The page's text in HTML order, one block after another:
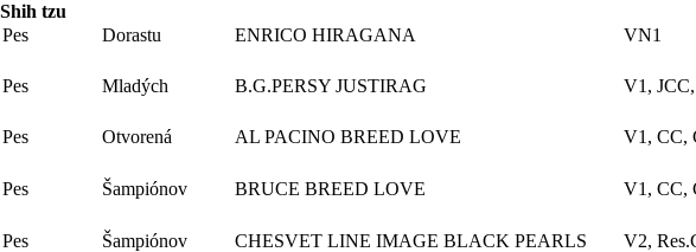
Shih tzu
Pes
Dorastu ENRICO HIRAGANA VN1
Pes Mladých B.G.PERSY JUSTIRAG V1,
Pes Otvorená AL PACINO BREED LOVE V1, CC,
Pes Šampiónov BRUCE BREED LOVE V1, CC,
Pes Šampiónov CHESVET LINE IMAGE BLACK PEARLS V2,